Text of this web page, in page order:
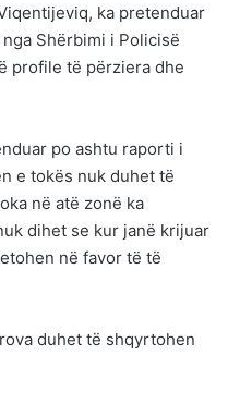
ka pretenduar
Shërbimi i Policisë
profile të përziera dhe
po ashtu raporti i
e tokës nuk duhet të
në atë zonë ka
dihet se kur janë krijuar
në favor të të
duhet të shqyrtohen